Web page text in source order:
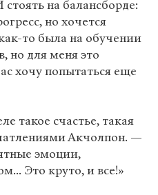
на балансборде:
но хочется
то была на обучении
но для меня это
хочу попытаться еще
такое счастье, такая
Акчолпон. —
эмоции,
Это круто, и все!»